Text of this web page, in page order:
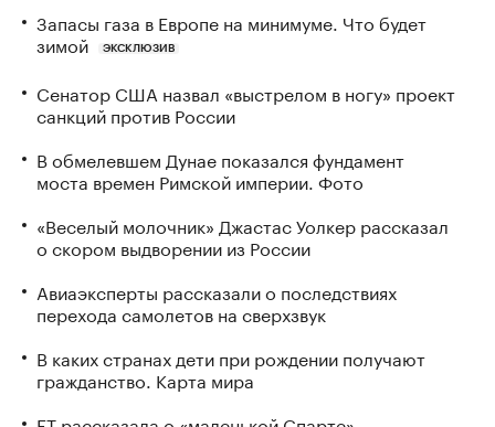
Запасы газа в Европе на минимуме. Что будет
зимой
ЭКСКЛЮЗИВ
Сенатор США назвал «выстрелом в ногу» проект
санкций против России
В обмелевшем Дунае показался фундамент
моста времен Римской империи. Фото
«Веселый молочник» Джастас Уолкер рассказал
о скором выдворении из России
Авиаэксперты рассказали о последствиях
перехода самолетов на сверхзвук
В каких странах дети при рождении получают
гражданство. Карта мира